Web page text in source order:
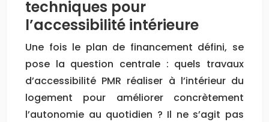
techniques pour
l’accessibilité intérieure
Une fois le plan de financement défini, se
pose la question centrale : quels travaux
d’accessibilité PMR réaliser à l’intérieur du
logement pour améliorer concrètement
l’autonomie au quotidien ? Il ne s’agit pas